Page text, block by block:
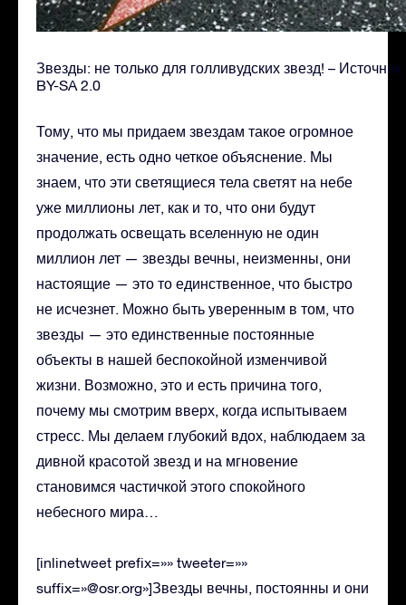
Звезды: не только для голливудских звезд! –
BY-SA 2.0
Тому, что мы придаем звездам такое огромное
значение, есть одно четкое объяснение. Мы
знаем, что эти светящиеся тела светят на небе
уже миллионы лет, как и то, что они будут
продолжать освещать вселенную не один
миллион лет — звезды вечны, неизменны, они
настоящие — это то единственное, что быстро
не исчезнет. Можно быть уверенным в том, что
звезды — это единственные постоянные
объекты в нашей беспокойной изменчивой
жизни. Возможно, это и есть причина того,
почему мы смотрим вверх, когда испытываем
стресс. Мы делаем глубокий вдох, наблюдаем за
дивной красотой звезд и на мгновение
становимся частичкой этого спокойного
небесного мира…
[inlinetweet prefix=»» tweeter=»»
suffix=»@osr.org»]Звезды вечны, постоянны и они